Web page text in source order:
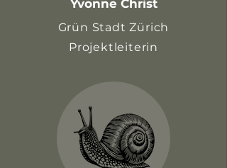
Yvonne Christ
Grün Stadt Zürich
Projektleiterin